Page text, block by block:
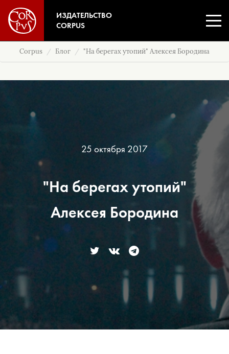
ИЗДАТЕЛЬСТВО
CORPUS
Corpus Блог "На берегах утопий" Алексея Бородина
25 октября 2017
"На берегах утопий"
Алексея Бородина